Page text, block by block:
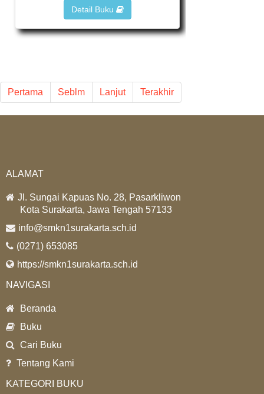
Detail Buku
Pertama Seblm Lanjut Terakhir
ALAMAT
Jl. Sungai Kapuas No. 28, Pasarkliwon
Kota Surakarta, Jawa Tengah 57133
info@smkn1surakarta.sch.id
(0271) 653085
https://smkn1surakarta.sch.id
NAVIGASI
Beranda
Buku
Cari Buku
Tentang Kami
KATEGORI BUKU